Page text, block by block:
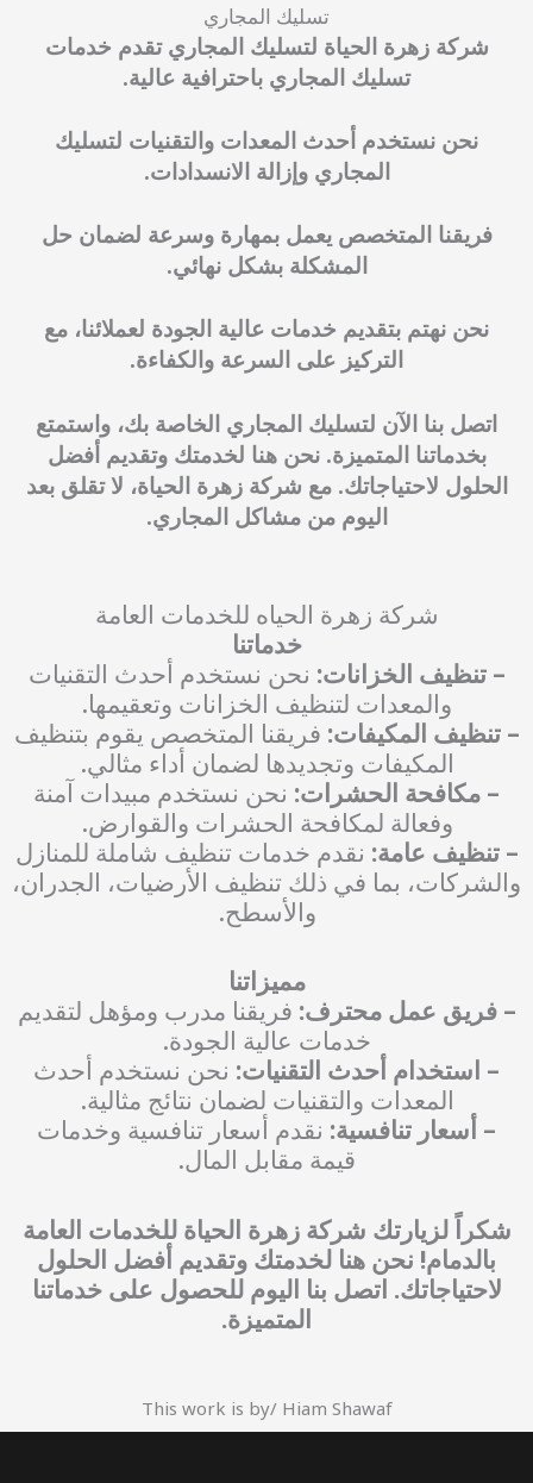
تسليك المجاري
شركة زهرة الحياة لتسليك المجاري تقدم خدمات
تسليك المجاري باحترافية عالية.
نحن نستخدم أحدث المعدات والتقنيات لتسليك
المجاري وإزالة الانسدادات.
فريقنا المتخصص يعمل بمهارة وسرعة لضمان حل
المشكلة بشكل نهائي.
نحن نهتم بتقديم خدمات عالية الجودة لعملائنا، مع
التركيز على السرعة والكفاءة.
اتصل بنا الآن لتسليك المجاري الخاصة بك، واستمتع
بخدماتنا المتميزة. نحن هنا لخدمتك وتقديم أفضل
الحلول لاحتياجاتك. مع شركة زهرة الحياة، لا تقلق بعد
اليوم من مشاكل المجاري.
شركة زهرة الحياه للخدمات العامة
خدماتنا
– تنظيف الخزانات: نحن نستخدم أحدث التقنيات
والمعدات لتنظيف الخزانات وتعقيمها.
– تنظيف المكيفات: فريقنا المتخصص يقوم بتنظيف
المكيفات وتجديدها لضمان أداء مثالي.
– مكافحة الحشرات: نحن نستخدم مبيدات آمنة
وفعالة لمكافحة الحشرات والقوارض.
– تنظيف عامة: نقدم خدمات تنظيف شاملة للمنازل
والشركات، بما في ذلك تنظيف الأرضيات، الجدران،
والأسطح.
مميزاتنا
– فريق عمل محترف: فريقنا مدرب ومؤهل لتقديم
خدمات عالية الجودة.
– استخدام أحدث التقنيات: نحن نستخدم أحدث
المعدات والتقنيات لضمان نتائج مثالية.
– أسعار تنافسية: نقدم أسعار تنافسية وخدمات
قيمة مقابل المال.
شكراً لزيارتك شركة زهرة الحياة للخدمات العامة
بالدمام! نحن هنا لخدمتك وتقديم أفضل الحلول
لاحتياجاتك. اتصل بنا اليوم للحصول على خدماتنا
المتميزة.
This work is by/ Hiam Shawaf